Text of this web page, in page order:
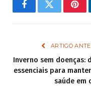
FacebookTwitter
ARTIGO
Inverno sem doenças:
essenciais para
saúde em